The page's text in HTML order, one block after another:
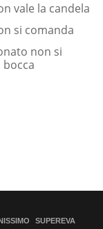
vale la candela
si comanda
non si
SUPEREVA